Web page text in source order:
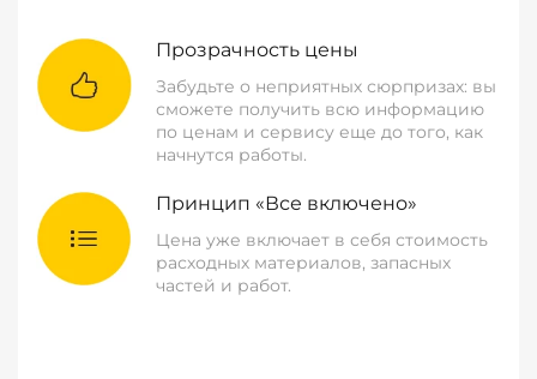
Прозрачность цены
Забудьте о неприятных сюрпризах: вы
сможете получить всю информацию
по ценам и сервису еще до того, как
начнутся работы.
Принцип «Все включено»
Цена уже включает в себя стоимость
расходных материалов, запасных
частей и работ.